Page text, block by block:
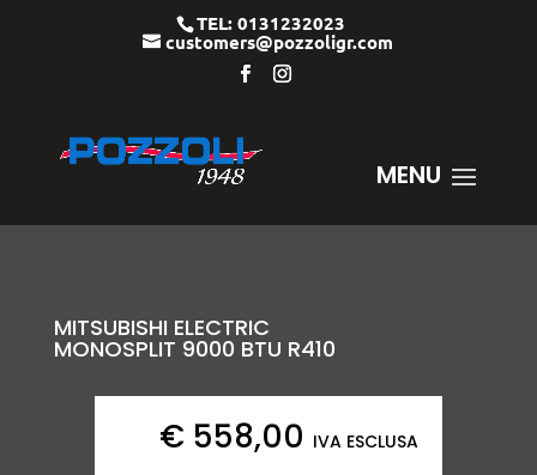
TEL: 0131232023
customers@pozzoligr.com
MITSUBISHI ELECTRIC
MONOSPLIT 9000 BTU R410
€ 558,00 IVA ESCLUSA